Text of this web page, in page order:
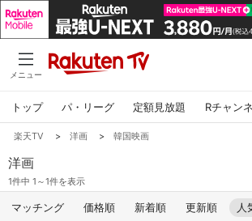
メニュー
トップ パ・リーグ 定額見放題 Rチャン
楽天TV > 洋画 > 韓国映画
洋画
1件中 1～1件を表示
マッチング 価格順 新着順 更新順 人